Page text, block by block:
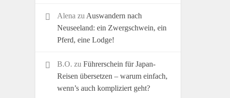
Alena zu Auswandern nach
Neuseeland: ein Zwergschwein, ein
Pferd, eine Lodge!
B.O. zu Führerschein für Japan-
Reisen übersetzen – warum einfach,
wenn’s auch kompliziert geht?